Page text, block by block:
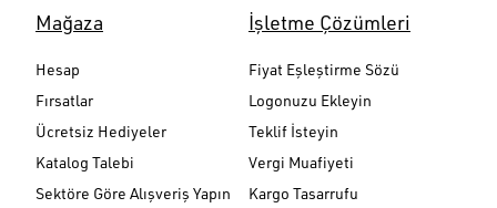
Mağaza
Hesap
Fırsatlar
Ücretsiz Hediyeler
Katalog Talebi
Sektöre Göre Alışveriş Yapın
İşletme Çözümleri
Fiyat Eşleştirme Sözü
Logonuzu Ekleyin
Teklif İsteyin
Vergi Muafiyeti
Kargo Tasarrufu